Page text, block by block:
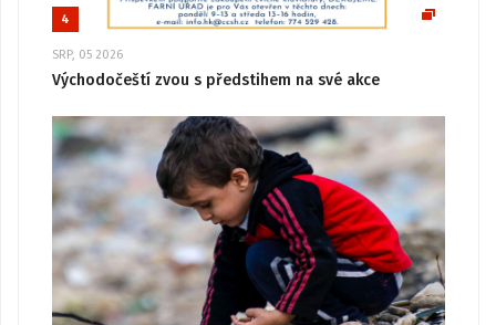
4
SRP, 05 2026
Východočeští zvou s předstihem na své akce